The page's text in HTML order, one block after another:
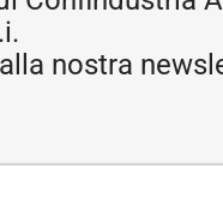
nostra